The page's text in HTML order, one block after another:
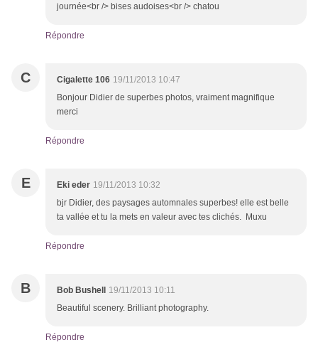
journée<br /> bises audoises<br /> chatou
Répondre
C Cigalette 106 19/11/2013 10:47
Bonjour Didier de superbes photos, vraiment magnifique
merci
Répondre
E Eki eder 19/11/2013 10:32
bjr Didier, des paysages automnales superbes! elle est belle
ta vallée et tu la mets en valeur avec tes clichés. Muxu
Répondre
B Bob Bushell
19/11/2013 10:11
Beautiful scenery. Brilliant photography.
Répondre